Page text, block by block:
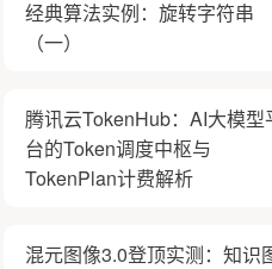
经典算法实例：旋转字符串
（一）
腾讯云TokenHub：AI大模型
台的Token调度中枢与
TokenPlan计费解析
混元图像3.0登顶实测：知识